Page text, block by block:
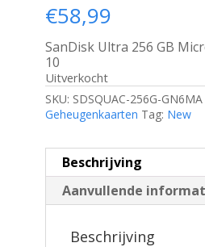
€58,99
SanDisk Ultra 256 GB
10
Uitverkocht
SKU: SDSQUAC-256G-GN6MA
Geheugenkaarten Tag: New
Beschrijving
Aanvullende
Beschrijving